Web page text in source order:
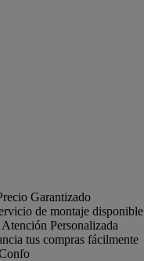
Garantizado
de montaje disponible
Atención Personalizada
tus compras fácilmente